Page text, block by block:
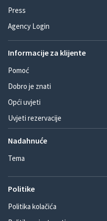
Press
Agency Login
Informacije za klijente
Pomoć
Dobro je znati
Opći uvjeti
Uvjeti rezervacije
Nadahnuće
Tema
Politike
Politika kolačića